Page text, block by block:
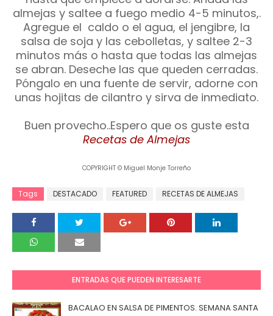
almejas y saltee a fuego medio 4-5 minutos,.
Agregue el caldo o el agua, el jengibre, la
salsa de soja y las cebolletas, y saltee 2-3
minutos más o hasta que todas las almejas
se abran. Deseche las que queden cerradas.
Póngalo en una fuente de servir, adorne con
unas hojitas de cilantro y sirva de inmediato.
Buen provecho..Espero que os guste esta
Recetas de Almejas
COPYRIGHT © Miguel Monje Torreño
Tags DESTACADO FEATURED RECETAS DE ALMEJAS
ENTRADAS QUE PUEDEN INTERESARTE
BACALAO EN SALSA DE PIMENTOS. SEMANA SANTA